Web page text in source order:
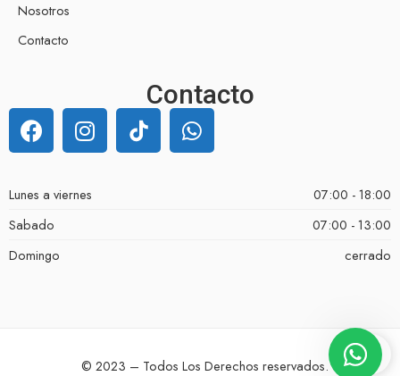
Nosotros
Contacto
Contacto
Lunes a viernes
07:00 - 18:00
Sabado
07:00 - 13:00
Domingo
cerrado
© 2023 – Todos Los Derechos reservados.